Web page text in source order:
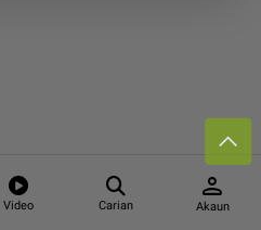
Video Carian
person
Akaun